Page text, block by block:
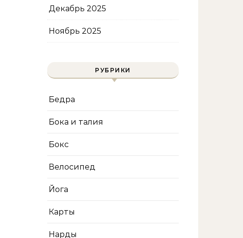
Декабрь 2025
Ноябрь 2025
РУБРИКИ
Бедра
Бока и талия
Бокс
Велосипед
Йога
Карты
Нарды